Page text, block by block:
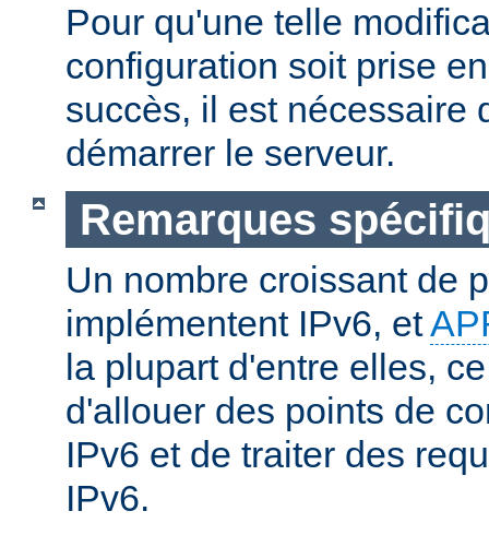
Pour qu'une telle
configuration soit prise
succès, il est nécessaire
démarrer le serveur.
Remarques
Un nombre croissant de
implémentent IPv6, et
la plupart d'entre elles,
d'allouer des points de
IPv6 et de traiter des
IPv6.